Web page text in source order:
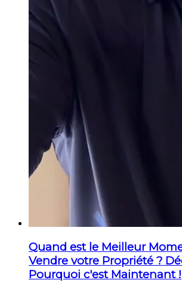
Quand est le Meilleur
Vendre votre Propriété ?
Pourquoi c'est Maintenant !